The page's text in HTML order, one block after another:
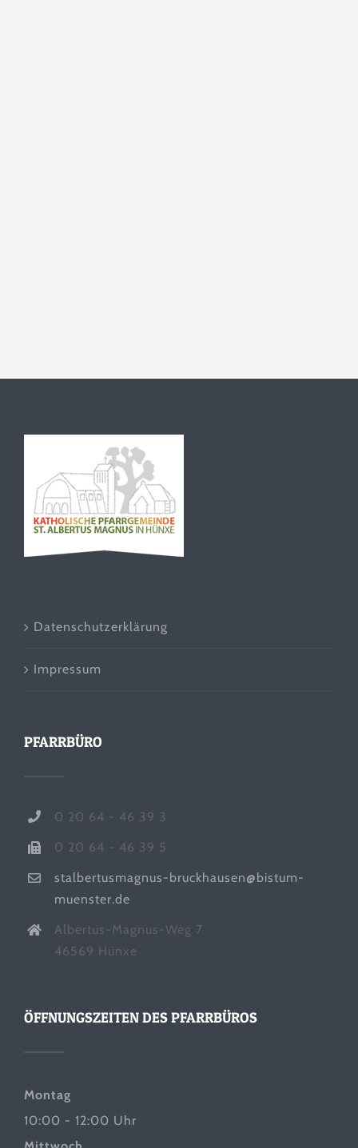
Datenschutzerklärung
Impressum
PFARRBÜRO
0 20 64 - 46 39 3
0 20 64 - 46 39 5
stalbertusmagnus-bruckhausen@bistum-
muenster.de
Albertus-Magnus-Weg 7
46569 Hünxe
ÖFFNUNGSZEITEN DES PFARRBÜROS
Montag
10:00 - 12:00 Uhr